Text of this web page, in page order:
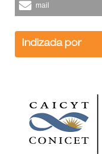
mail
Indizada por